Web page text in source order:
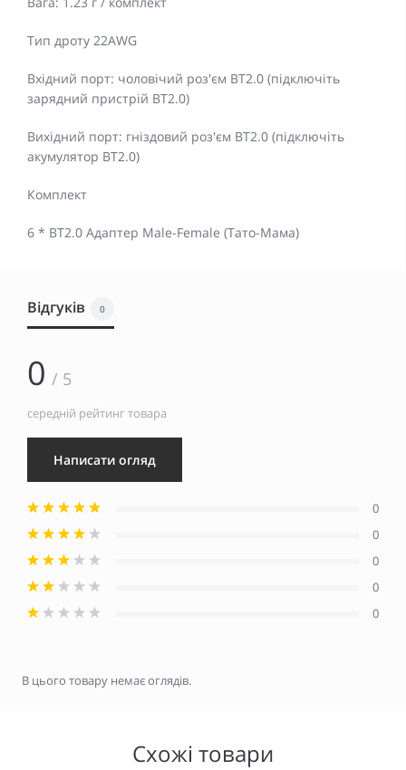
Тип дроту 22AWG
Вхідний порт: чоловічий роз'єм BT2.0 (підключіть
зарядний пристрій BT2.0)
Вихідний порт: гніздовий роз'єм BT2.0 (підключіть
акумулятор BT2.0)
Комплект
6 * BT2.0 Адаптер Male-Female (Тато-Мама)
Відгуків 0
0 / 5
середній рейтинг товара
Написати огляд
0
0
0
0
0
В цього товару немає оглядів.
Схожі товари